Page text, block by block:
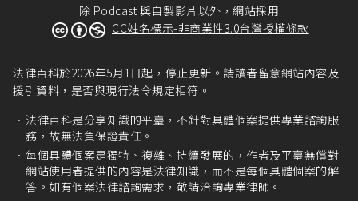
除 Podcast 與自製影片以外，網站採用
CC姓名標示-非商業性3.0台灣授權條款
法律百科於2026年5月1日起，停止更新。請讀者留意網站內容及
援引資料，是否與現行法令規定相符。
法律百科是分享知識的平臺，不針對具體個案提供專業諮詢服
務，故無法負保證責任。
每個具體個案是獨特、複雜、持續發展的，作者及平臺無償對
網站使用者提供的內容是法律知識，而不是每個具體個案的解
答。如有個案法律諮詢需求，敬請洽詢專業律師。